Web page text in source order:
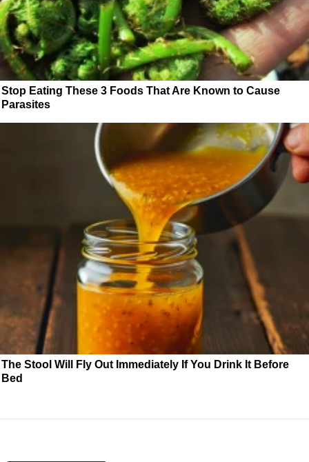
Stop Eating These 3 Foods That Are Known to Cause
Parasites
The Stool Will Fly Out Immediately If You Drink It Before
Bed